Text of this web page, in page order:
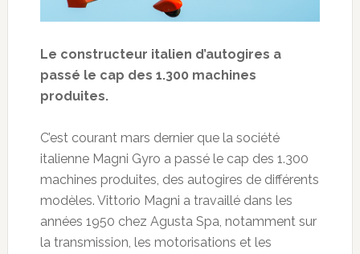
Le constructeur italien d’autogires a
passé le cap des 1.300 machines
produites.
C’est courant mars dernier que la société
italienne Magni Gyro a passé le cap des 1.300
machines produites, des autogires de différents
modèles. Vittorio Magni a travaillé dans les
années 1950 chez Agusta Spa, notamment sur
la transmission, les motorisations et les